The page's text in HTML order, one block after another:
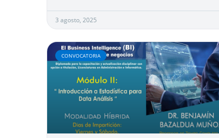
3 agosto, 2025
CONVOCATORIA